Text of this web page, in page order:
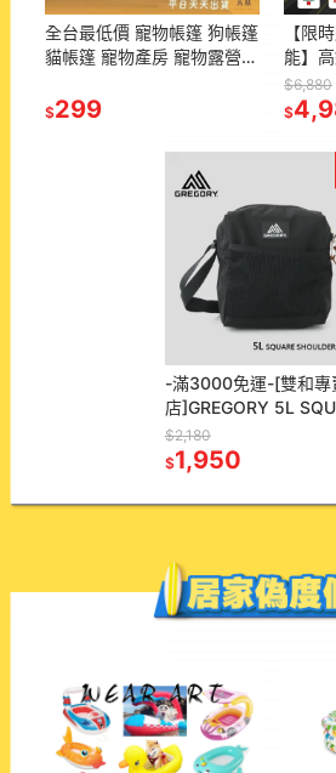
全台最低價 寵物帳篷 狗帳篷
貓帳篷 寵物產房 寵物露營帳
八角帳篷
$299
【限
能】
推車（灰）
惠，搶
$6,880
$
-滿3000免運-[雙和專
店]GREGORY 5L
SHOULDER POUCH斜
包/GG155677
$2,180
$1,950